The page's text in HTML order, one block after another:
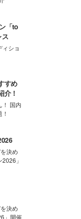
「to
ショ
すめ
介！
！ 国内
決め
」
決め
」開催